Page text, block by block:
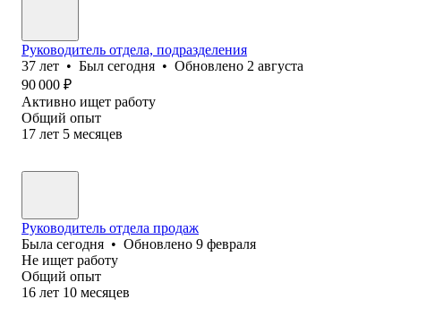
Руководитель отдела, подразделения
37 лет • Был сегодня • Обновлено 2 августа
90 000 ₽
Активно ищет работу
Общий опыт
17 лет 5 месяцев
Руководитель отдела продаж
Была сегодня • Обновлено 9 февраля
Не ищет работу
Общий опыт
16 лет 10 месяцев